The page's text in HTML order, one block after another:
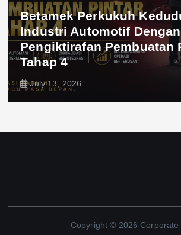
Betamek Perkukuh
Industri Automotif Dengan
Pengiktirafan Pembuatan
Tahap 4
July 13, 2026
Copyright © 2026 Corporate